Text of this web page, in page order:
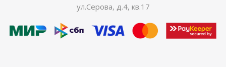
ул.Серова, д.4, кв.17